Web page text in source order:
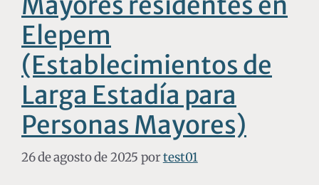
Elepem
(Establecimientos de
Larga Estadía para
Personas Mayores)
26 de agosto de 2025 portest01